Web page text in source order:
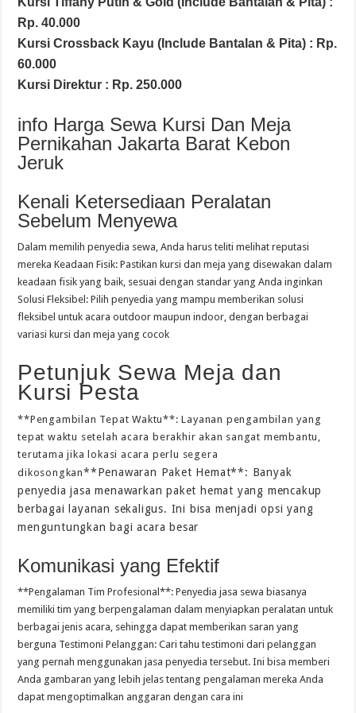
Rp. 40.000
Kursi Crossback Kayu (Include Bantalan & Pita) : Rp.
60.000
Kursi Direktur : Rp. 250.000
info Harga Sewa Kursi Dan Meja
Pernikahan Jakarta Barat Kebon
Jeruk
Kenali Ketersediaan Peralatan
Sebelum Menyewa
Dalam memilih penyedia sewa, Anda harus teliti melihat reputasi
mereka Keadaan Fisik: Pastikan kursi dan meja yang disewakan dalam
keadaan fisik yang baik, sesuai dengan standar yang Anda inginkan
Solusi Fleksibel: Pilih penyedia yang mampu memberikan solusi
fleksibel untuk acara outdoor maupun indoor, dengan berbagai
variasi kursi dan meja yang cocok
Petunjuk Sewa Meja dan
Kursi Pesta
**Pengambilan Tepat Waktu**: Layanan pengambilan yang
tepat waktu setelah acara berakhir akan sangat membantu,
terutama jika lokasi acara perlu segera
dikosongkan**Penawaran Paket Hemat**: Banyak
penyedia jasa menawarkan paket hemat yang mencakup
berbagai layanan sekaligus. Ini bisa menjadi opsi yang
menguntungkan bagi acara besar
Komunikasi yang Efektif
**Pengalaman Tim Profesional**: Penyedia jasa sewa biasanya
memiliki tim yang berpengalaman dalam menyiapkan peralatan untuk
berbagai jenis acara, sehingga dapat memberikan saran yang
berguna Testimoni Pelanggan: Cari tahu testimoni dari pelanggan
yang pernah menggunakan jasa penyedia tersebut. Ini bisa memberi
Anda gambaran yang lebih jelas tentang pengalaman mereka Anda
dapat mengoptimalkan anggaran dengan cara ini